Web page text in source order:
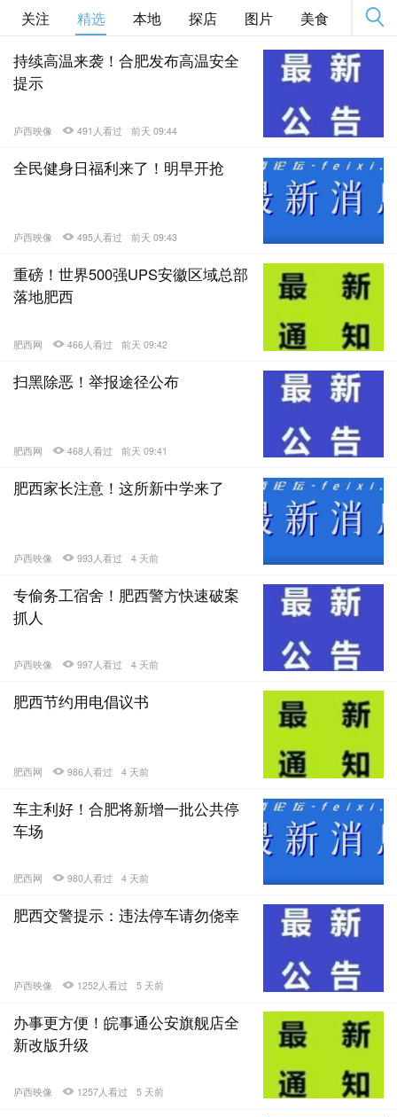
关注 精选 本地 探店 图片 美食 旅游
持续高温来袭！合肥发布高温安全
提示
庐西映像 491人看过 前天 09:44
全民健身日福利来了！明早开抢
庐西映像 495人看过 前天 09:43
重磅！世界500强UPS安徽区域总部
落地肥西
肥西网 466人看过 前天 09:42
扫黑除恶！举报途径公布
肥西网 468人看过 前天 09:41
肥西家长注意！这所新中学来了
庐西映像 993人看过 4 天前
专偷务工宿舍！肥西警方快速破案
抓人
庐西映像 997人看过 4 天前
肥西节约用电倡议书
肥西网 986人看过 4 天前
车主利好！合肥将新增一批公共停
车场
肥西网 980人看过 4 天前
肥西交警提示：违法停车请勿侥幸
庐西映像 1252人看过 5 天前
办事更方便！皖事通公安旗舰店全
新改版升级
庐西映像 1257人看过 5 天前